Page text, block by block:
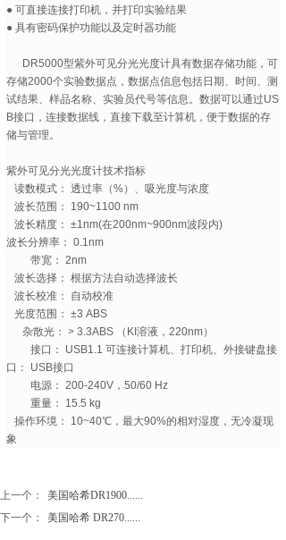
● 可直接连接打印机，并打印实验结果
● 具有密码保护功能以及定时器功能
DR5000型紫外可见分光光度计具有数据存储功能，可
存储2000个实验数据点，数据点信息包括日期、时间、测
试结果、样品名称、实验员代号等信息。数据可以通过US
B接口，连接数据线，直接下载至计算机，便于数据的存
储与管理。
紫外可见分光光度计技术指标
读数模式： 透过率（%）、吸光度与浓度
波长范围： 190~1100 nm
波长精度： ±1nm(在200nm~900nm波段内)
波长分辨率： 0.1nm
带宽： 2nm
波长选择： 根据方法自动选择波长
波长校准： 自动校准
光度范围： ±3 ABS
杂散光： > 3.3ABS （KI溶液，220nm）
接口： USB1.1 可连接计算机、打印机、外接键盘接
口： USB接口
电源： 200-240V，50/60 Hz
重量： 15.5 kg
操作环境： 10~40℃，最大90%的相对湿度，无冷凝现
象
上一个：
美国哈希DR1900......
下一个：
美国哈希 DR270......